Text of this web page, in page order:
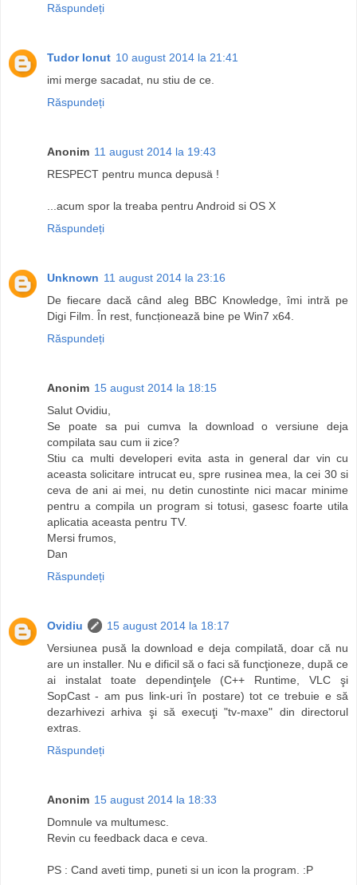
Răspundeți
Tudor Ionut 10 august 2014 la 21:41
imi merge sacadat, nu stiu de ce.
Răspundeți
Anonim 11 august 2014 la 19:43
RESPECT pentru munca depusä !
...acum spor la treaba pentru Android si OS X
Răspundeți
Unknown 11 august 2014 la 23:16
De fiecare dacă când aleg BBC Knowledge, îmi intră pe
Digi Film. În rest, funcționează bine pe Win7 x64.
Răspundeți
Anonim 15 august 2014 la 18:15
Salut Ovidiu,
Se poate sa pui cumva la download o versiune deja
compilata sau cum ii zice?
Stiu ca multi developeri evita asta in general dar vin cu
aceasta solicitare intrucat eu, spre rusinea mea, la cei 30 si
ceva de ani ai mei, nu detin cunostinte nici macar minime
pentru a compila un program si totusi, gasesc foarte utila
aplicatia aceasta pentru TV.
Mersi frumos,
Dan
Răspundeți
Ovidiu
15 august 2014 la 18:17
Versiunea pusă la download e deja compilată, doar că nu
are un installer. Nu e dificil să o faci să funcţioneze, după ce
ai instalat toate dependinţele (C++ Runtime, VLC şi
SopCast - am pus link-uri în postare) tot ce trebuie e să
dezarhivezi arhiva şi să execuţi "tv-maxe" din directorul
extras.
Răspundeți
Anonim 15 august 2014 la 18:33
Domnule va multumesc.
Revin cu feedback daca e ceva.
PS : Cand aveti timp, puneti si un icon la program. :P